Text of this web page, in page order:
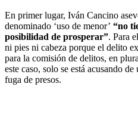
En primer lugar, Iván Cancino
denominado ‘uso de menor’ “no
posibilidad de prosperar”. Para
ni pies ni cabeza porque el delito
para la comisión de delitos, en
este caso, solo se está acusando
fuga de presos.